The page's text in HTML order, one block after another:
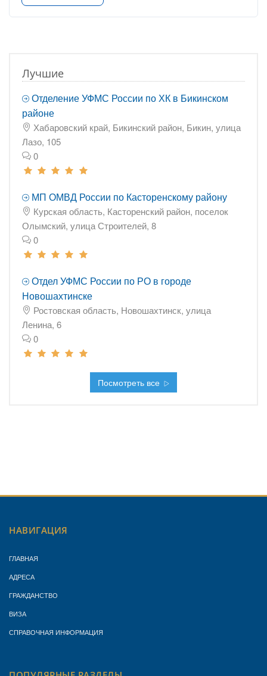
Лучшие
Отделение УФМС России по ХК в Бикинском
районе
Хабаровский край, Бикинский район, Бикин, улица
Лазо, 105
0
МП ОМВД России по Касторенскому району
Курская область, Касторенский район, поселок
Олымский, улица Строителей, 8
0
Отдел УФМС России по РО в городе
Новошахтинске
Ростовская область, Новошахтинск, улица
Ленина, 6
0
Посмотреть все
НАВИГАЦИЯ
ГЛАВНАЯ
АДРЕСА
ГРАЖДАНСТВО
ВИЗА
СПРАВОЧНАЯ ИНФОРМАЦИЯ